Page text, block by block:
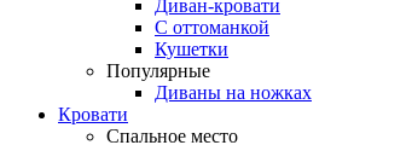
Диван-кровати
С оттоманкой
Кушетки
Популярные
Диваны на ножках
Кровати
Спальное место